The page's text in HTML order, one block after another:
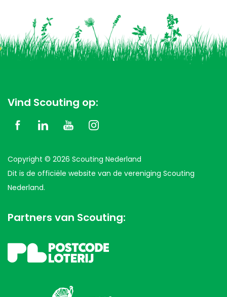
Vind Scouting op:
Copyright © 2026 Scouting Nederland
Dit is de officiële website van de vereniging Scouting
Nederland.
Partners van Scouting: